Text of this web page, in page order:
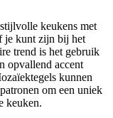
keukens met
je kunt zijn bij het
trend is het gebruik
opvallend accent
kunnen
om een uniek
keuken.